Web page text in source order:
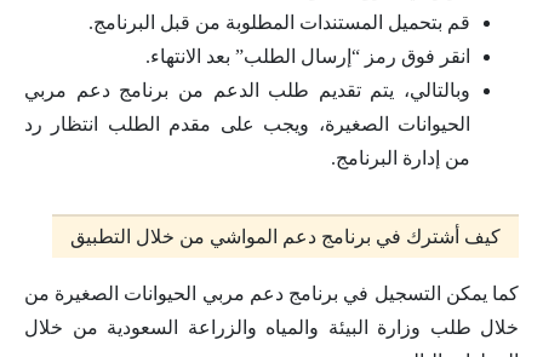
قم بتحميل المستندات المطلوبة من قبل البرنامج.
انقر فوق رمز “إرسال الطلب” بعد الانتهاء.
وبالتالي، يتم تقديم طلب الدعم من برنامج دعم مربي
الحيوانات الصغيرة، ويجب على مقدم الطلب انتظار رد
من إدارة البرنامج.
كيف أشترك في برنامج دعم المواشي من خلال التطبيق
كما يمكن التسجيل في برنامج دعم مربي الحيوانات الصغيرة من
خلال طلب وزارة البيئة والمياه والزراعة السعودية من خلال